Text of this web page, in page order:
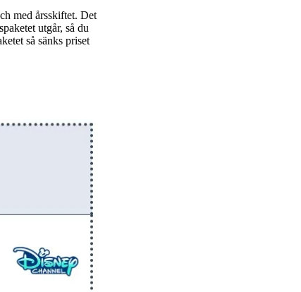
med årsskiftet. Det
utgår, så du
så sänks priset